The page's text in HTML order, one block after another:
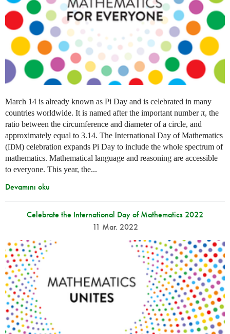
March 14 is already known as Pi Day and is celebrated in many
countries worldwide. It is named after the important number π, the
ratio between the circumference and diameter of a circle, and
approximately equal to 3.14. The International Day of Mathematics
(IDM) celebration expands Pi Day to include the whole spectrum of
mathematics. Mathematical language and reasoning are accessible
to everyone. This year, the...
Devamını oku
Celebrate the International Day of Mathematics 2022
11 Mar. 2022